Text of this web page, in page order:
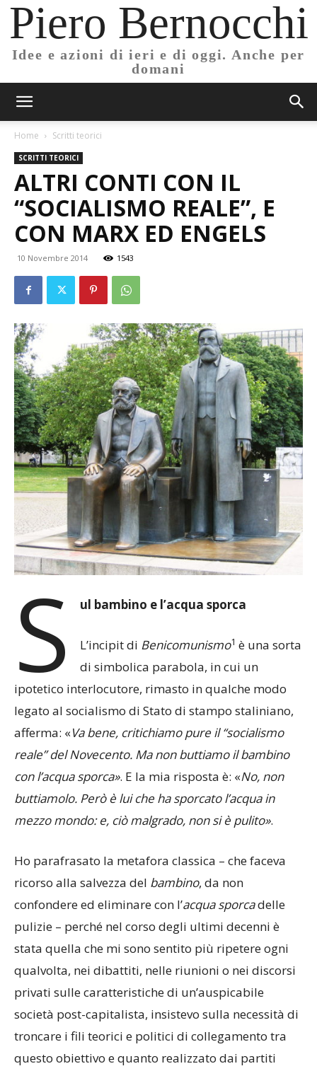
Piero Bernocchi
Idee e azioni di ieri e di oggi. Anche per
domani
Home Scritti teorici
SCRITTI TEORICI
ALTRI CONTI CON IL
“SOCIALISMO REALE”, E
CON MARX ED ENGELS
10 Novembre 2014 1543
S ul bambino e l’acqua sporca
L’incipit di Benicomunismo1 è una sorta
di simbolica parabola, in cui un
ipotetico interlocutore, rimasto in qualche modo
legato al socialismo di Stato di stampo staliniano,
afferma: «Va bene, critichiamo pure il “socialismo
reale” del Novecento. Ma non buttiamo il bambino
con l’acqua sporca». E la mia risposta è: «No, non
buttiamolo. Però è lui che ha sporcato l’acqua in
mezzo mondo: e, ciò malgrado, non si è pulito».
Ho parafrasato la metafora classica – che faceva
ricorso alla salvezza del bambino, da non
confondere ed eliminare con l’acqua sporcadelle
pulizie – perché nel corso degli ultimi decenni è
stata quella che mi sono sentito più ripetere ogni
qualvolta, nei dibattiti, nelle riunioni o nei discorsi
privati sulle caratteristiche di un’auspicabile
società post-capitalista, insistevo sulla necessità di
troncare i fili teorici e politici di collegamento tra
questo obiettivo e quanto realizzato dai partiti